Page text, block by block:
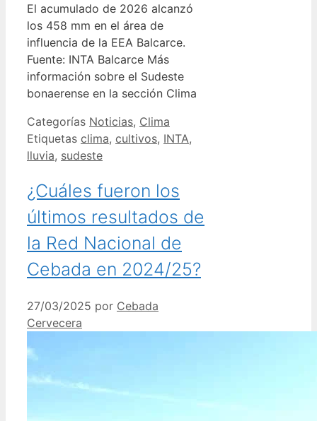
El acumulado de 2026 alcanzó
los 458 mm en el área de
influencia de la EEA Balcarce.
Fuente: INTA Balcarce Más
información sobre el Sudeste
bonaerense en la sección Clima
Categorías Noticias, Clima
Etiquetas clima, cultivos, INTA,
lluvia, sudeste
¿Cuáles fueron los
últimos resultados de
la Red Nacional de
Cebada en 2024/25?
27/03/2025 por Cebada
Cervecera